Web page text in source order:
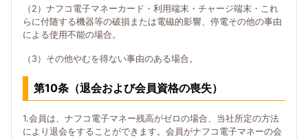
（2）ナフコ電子マネーカード・利用端末・チャージ端末・これ
らに付随する機器等の破損または電磁的影響、停電その他の事由
による使用不能の場合。
（3）その他やむを得ない事由のある場合。
第10条（退会および会員資格の喪失）
1.会員は、ナフコ電子マネー残高がゼロの場合、当社所定の方法
により退会をすることができます。会員がナフコ電子マネーの会